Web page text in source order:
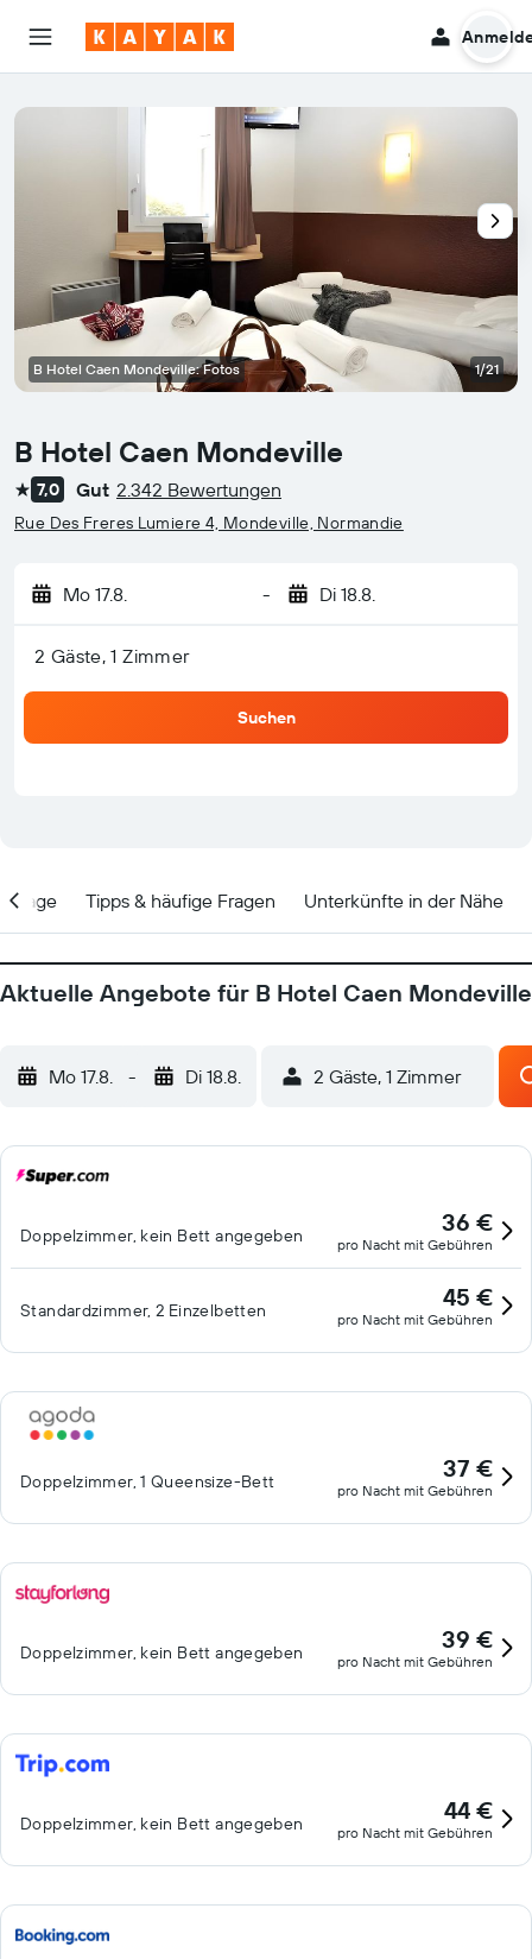
B Hotel Caen Mondeville
1 Stern
7,0 Gut 2.342 Bewertungen
Rue Des Freres Lumiere 4, Mondeville, Normandie
Mo 17.8. - Di 18.8.
2 Gäste, 1 Zimmer
Suchen
B Hotel Caen Mondeville: Fotos 1/21
Lage Tipps & häufige Fragen Unterkünfte in der Nähe
Aktuelle Angebote für B Hotel Caen Mondeville
Mo 17.8. - Di 18.8. 2 Gäste, 1 Zimmer
Doppelzimmer, kein Bett angegeben 36 €
pro Nacht mit Gebühren
Standardzimmer, 2 Einzelbetten 45 €
pro Nacht mit Gebühren
Doppelzimmer, 1 Queensize-Bett 37 €
pro Nacht mit Gebühren
Doppelzimmer, kein Bett angegeben 39 €
pro Nacht mit Gebühren
Doppelzimmer, kein Bett angegeben 44 €
pro Nacht mit Gebühren